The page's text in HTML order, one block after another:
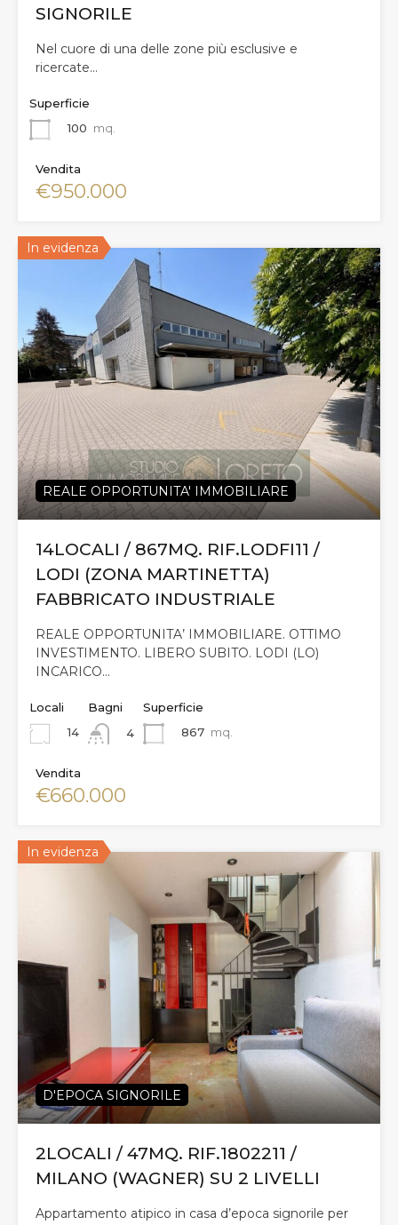
SIGNORILE
Nel cuore di una delle zone più esclusive e
ricercate…
Superficie
100 mq.
Vendita
€950.000
In evidenza
REALE OPPORTUNITA' IMMOBILIARE
14LOCALI / 867MQ. RIF.LODFI11 /
LODI (ZONA MARTINETTA)
FABBRICATO INDUSTRIALE
REALE OPPORTUNITA’ IMMOBILIARE. OTTIMO
INVESTIMENTO. LIBERO SUBITO. LODI (LO)
INCARICO…
Locali
14
Bagni
4
Superficie
867 mq.
Vendita
€660.000
In evidenza
D'EPOCA SIGNORILE
2LOCALI / 47MQ. RIF.1802211 /
MILANO (WAGNER) SU 2 LIVELLI
Appartamento atipico in casa d’epoca signorile per